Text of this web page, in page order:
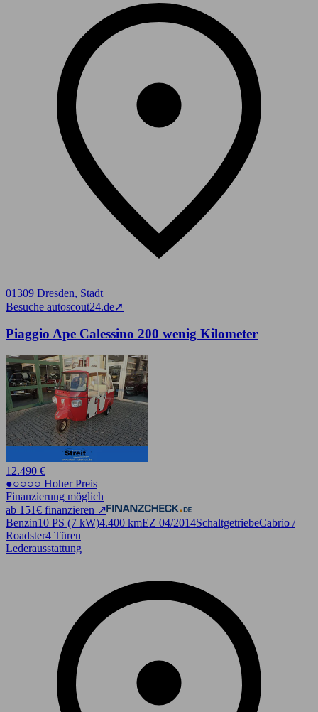
01309 Dresden, Stadt
Besuche autoscout24.de➚
Piaggio Ape Calessino 200 wenig Kilometer
12.490 €
●○○○○ Hoher Preis
Finanzierung möglich
ab 151€ finanzieren ↗
Benzin10 PS (7 kW)4.400 kmEZ 04/2014SchaltgetriebeCabrio /
Roadster4 Türen
Lederausstattung